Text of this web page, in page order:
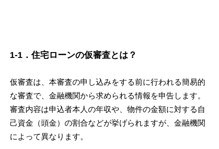
1-1．住宅ローンの仮審査とは？
仮審査は、本審査の申し込みをする前に行われる簡易的
な審査で、金融機関から求められる情報を申告します。
審査内容は申込者本人の年収や、物件の金額に対する自
己資金（頭金）の割合などが挙げられますが、金融機関
によって異なります。